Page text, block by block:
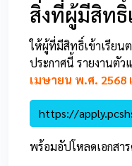
สิ่งที่ผู้มีสิทธิ์
ให้ผู้ที่มีสิทธิ์เข้าเรียน
ประกาศนี้ รายงานตั
เมษายน พ.ศ. 2568
https://
พร้อมอัปโหลดเอกสา